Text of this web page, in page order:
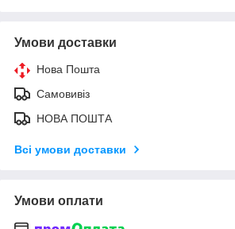
Умови доставки
Нова Пошта
Самовивіз
НОВА ПОШТА
Всі умови доставки
Умови оплати